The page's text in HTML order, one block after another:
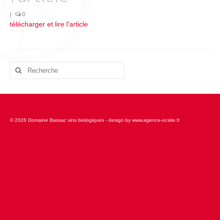
L’équipe
Presse
English
| 0
télécharger et lire l'article
Rechercher
© 2026 Domaine Bassac vins biologiques - design by www.agence-ocsite.fr